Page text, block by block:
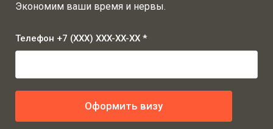
Экономим ваши время и нервы.
Телефон +7 (XXX) XXX-XX-XX *
Оформить визу